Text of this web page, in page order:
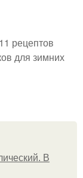
рецептов
для зимних
В